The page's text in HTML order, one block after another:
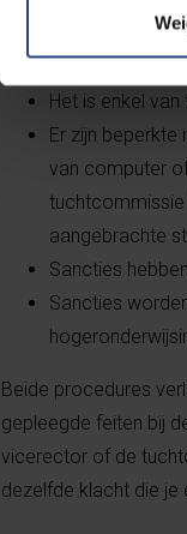
tuchtprocedure heeft
Het is enkel
Er zijn
van computer
tuchtcommissie
aangebrachte
Sancties
Sancties
Beide procedures
gepleegde feiten bij
vicerector of de
dezelfde klacht die je